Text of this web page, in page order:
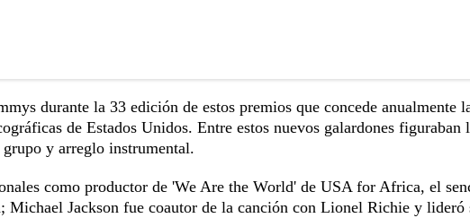
durante la 33 edición de estos premios que concede anualmente
de Estados Unidos. Entre estos nuevos galardones figuraban
y arreglo instrumental.
como productor de 'We Are the World' de USA for Africa, el
Michael Jackson fue coautor de la canción con Lionel Richie y lideró